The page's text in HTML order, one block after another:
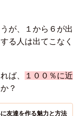
が、１から６が出
る人は出てこなく
ば、
１００％に近
？
友達を作る魅力と方法